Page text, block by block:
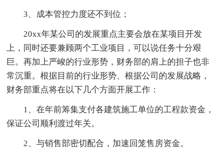
3、成本管控力度还不到位；
20xx年某公司的发展重点主要会放在某项目开发
上，同时还要兼顾两个工业项目，可以说任务十分艰
巨。再加上严峻的行业形势，财务部的肩上的担子也非
常沉重。根据目前的行业形势、根据公司的发展战略，
财务部重点将在以下几个方面开展工作：
1、在年前筹集支付各建筑施工单位的工程款资金，
保证公司顺利渡过年关。
2、与销售部密切配合，加速回笼售房资金。